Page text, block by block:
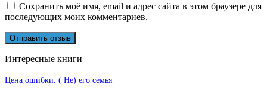
Сохранить моё имя, email и адрес сайта в этом браузере для
последующих моих комментариев.
Интересные книги
Цена ошибки. ( Не) его семья